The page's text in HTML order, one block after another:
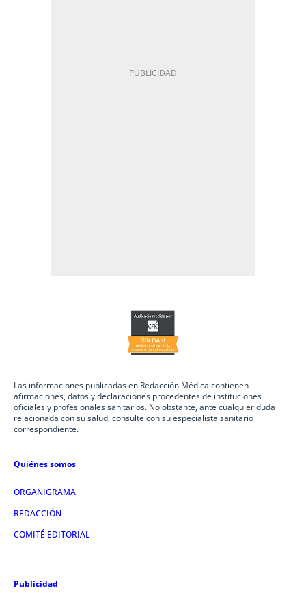
Las informaciones publicadas en Redacción Médica contienen
afirmaciones, datos y declaraciones procedentes de instituciones
oficiales y profesionales sanitarios. No obstante, ante cualquier duda
relacionada con su salud, consulte con su especialista sanitario
correspondiente.
Quiénes somos
ORGANIGRAMA
REDACCIÓN
COMITÉ EDITORIAL
Publicidad